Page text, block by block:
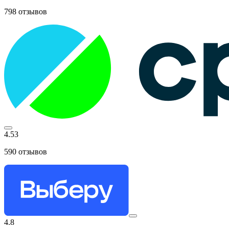
798 отзывов
4.53
590 отзывов
4.8